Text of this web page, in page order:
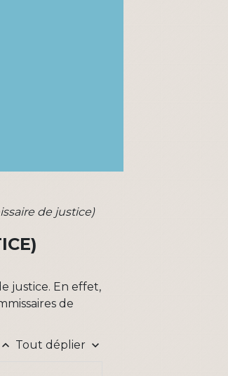
de justice)
justice. En effet,
de
keyboard_arrow_up Tout déplier keyboard_arrow_down